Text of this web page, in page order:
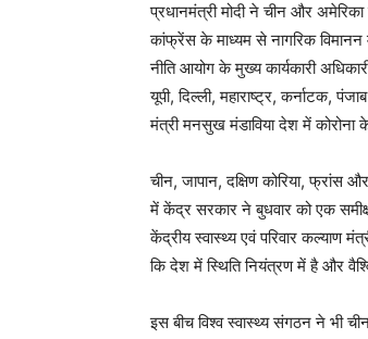
प्रधानमंत्री मोदी ने चीन और
कांफ्रेंस के माध्यम से नागरिक विमानन
नीति आयोग के मुख्य कार्यकारी
यूपी, दिल्ली, महाराष्ट्र, कर्नाटक,
मंत्री मनसुख मंडाविया देश में कोरोना
चीन, जापान, दक्षिण कोरिया,
में केंद्र सरकार ने बुधवार को एक
केंद्रीय स्वास्थ्य एवं परिवार कल्याण
कि देश में स्थिति नियंत्रण में है और
इस बीच विश्व स्वास्थ्य संगठन ने भी